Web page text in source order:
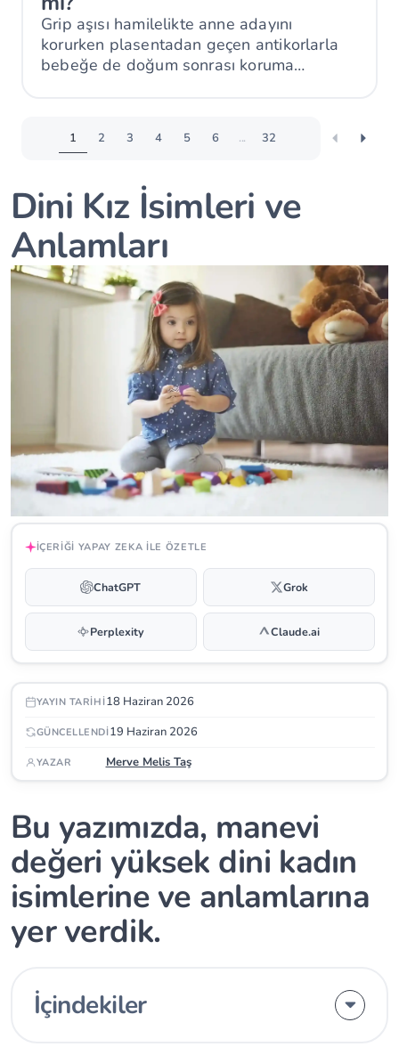
Grip aşısı hamilelikte anne adayını
korurken plasentadan geçen antikorlarla
bebeğe de doğum sonrası koruma
1 2 3 4 5 6 ... 32
Dini Kız İsimleri ve
Anlamları
İÇERIĞI YAPAY ZEKA ILE ÖZETLE
ChatGPT Grok
Perplexity Claude.ai
YAYIN TARIHI18 Haziran 2026
GÜNCELLENDI19 Haziran 2026
YAZAR Merve Melis Taş
Bu yazımızda, manevi
değeri yüksek dini kadın
isimlerine ve anlamlarına
yer verdik.
İçindekiler